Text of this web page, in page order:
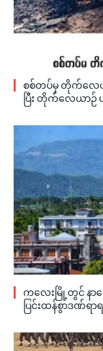
စစ်တပ်မှ တိုက်လေယ
ပြီး တိုက်လေယာ
ကလေးမြို့တွင် နာရ
ပြင်းထန်စွာဒဏ်ရာ